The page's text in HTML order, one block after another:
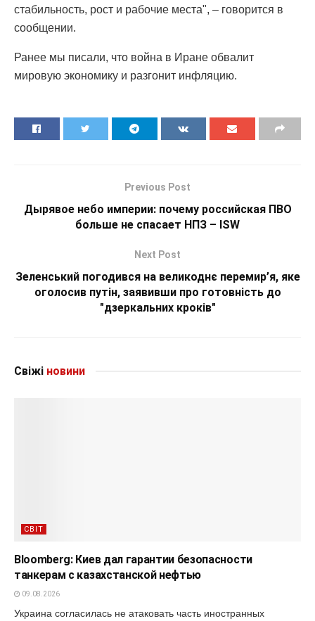
стабильность, рост и рабочие места", – говорится в
сообщении.
Ранее мы писали, что война в Иране обвалит
мировую экономику и разгонит инфляцию.
Previous Post
Дырявое небо империи: почему российская ПВО
больше не спасает НПЗ – ISW
Next Post
Зеленський погодився на великоднє перемир’я, яке
оголосив путін, заявивши про готовність до
"дзеркальних кроків"
Свіжі новини
СВІТ
Bloomberg: Киев дал гарантии безопасности
танкерам с казахстанской нефтью
09.08.2026
Украина согласилась не атаковать часть иностранных